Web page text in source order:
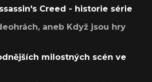
Creed - historie série
aneb Když jsou hry
milostných scén ve